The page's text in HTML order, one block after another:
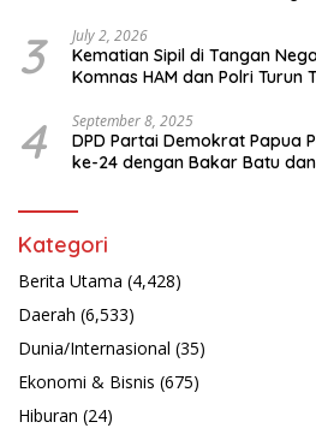
3 July 2, 2026
Kematian Sipil di Tangan
Komnas HAM dan Polri
4 September 8, 2025
DPD Partai Demokrat Papua
ke-24 dengan Bakar Batu
Kategori
Berita Utama (4,428)
Daerah (6,533)
Dunia/Internasional (35)
Ekonomi & Bisnis (675)
Hiburan (24)